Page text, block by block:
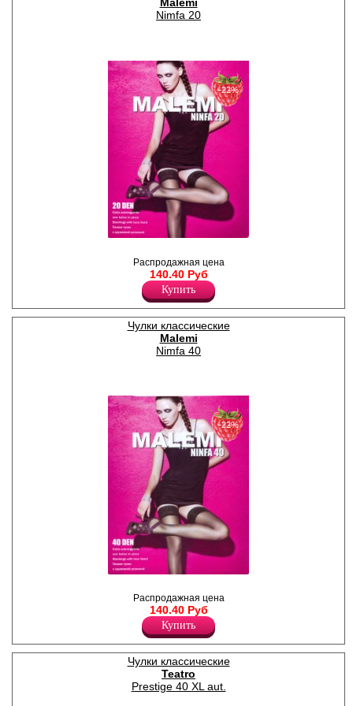
Nimfa 20
резинкой (8см) на силиконе,
уплотненный мысок.
Лайкра 11%
Полиамид 89%
−22%
Распродажная цена
140.40 Руб
Купить
Чулки классические
Malemi
Nimfa 40
резинкой (8см) на силиконе,
уплотненный мысок.
Лайкра 11%
Полиамид 89%
−22%
Распродажная цена
140.40 Руб
Купить
Чулки классические
Teatro
Prestige 40 XL aut.